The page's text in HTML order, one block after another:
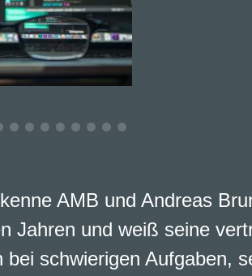
AMB und Andreas
Jahren und weiß seine
bei schwierigen Aufgaben,